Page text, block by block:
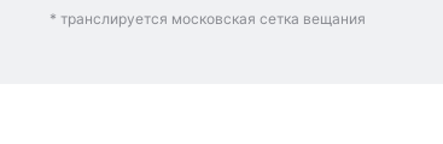
* транслируется московская сетка вещания